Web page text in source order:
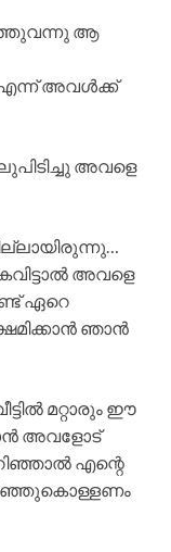
ആ
അവൾക്ക്
അവളെ
അവളെ
ഏറെ
ഞാൻ
മറ്റാരും ഈ
അവളോട്
എന്റെ